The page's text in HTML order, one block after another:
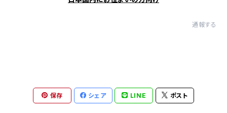
通報する
保存 シェア LINE ポスト